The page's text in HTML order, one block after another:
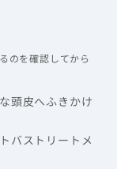
のを確認してから
頭皮へふきかけ
バストリートメ